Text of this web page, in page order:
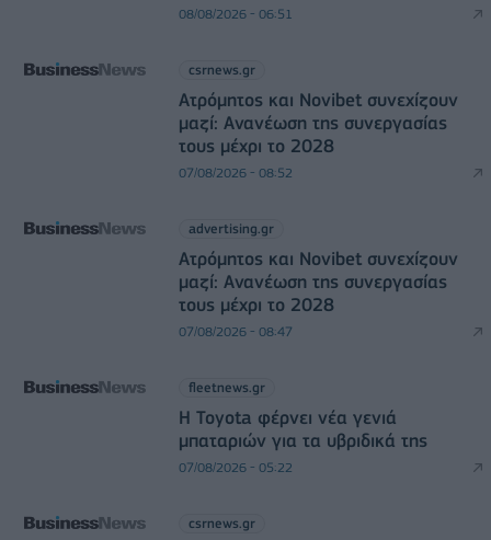
08/08/2026 - 06:51
csrnews.gr
Ατρόμητος και Novibet συνεχίζουν
μαζί: Ανανέωση της συνεργασίας
τους μέχρι το 2028
07/08/2026 - 08:52
advertising.gr
Ατρόμητος και Novibet συνεχίζουν
μαζί: Ανανέωση της συνεργασίας
τους μέχρι το 2028
07/08/2026 - 08:47
fleetnews.gr
Η Toyota φέρνει νέα γενιά
μπαταριών για τα υβριδικά της
07/08/2026 - 05:22
csrnews.gr